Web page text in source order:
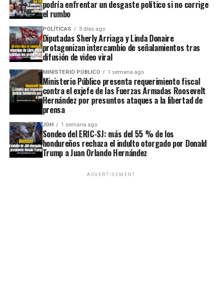
podría enfrentar un desgaste político si no corrige
el rumbo
POLÍTICAS 3 días ago
Diputadas Sherly Arriaga y Linda Donaire
protagonizan intercambio de señalamientos tras
difusión de video viral
MINISTERIO PÚBLICO 1 semana ago
Ministerio Público presenta requerimiento fiscal
contra el exjefe de las Fuerzas Armadas Roosevelt
Hernández por presuntos ataques a la libertad de
prensa
JOH 1 semana ago
Sondeo del ERIC-SJ: más del 55 % de los
hondureños rechaza el indulto otorgado por Donald
Trump a Juan Orlando Hernández
ADVERTISEMENT